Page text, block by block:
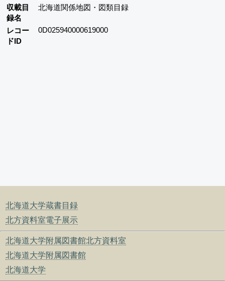
北海道大学蔵書目録
北方資料室電子展示
北海道大学附属図書館北方資料室
北海道大学附属図書館
北海道大学
収載目
録名
北海道関係地図・図類目録
レコー
ドID
0D025940000619000